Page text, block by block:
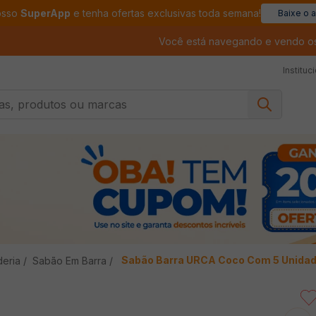
SuperApp e tenha ofertas exclusivas toda semana! Baixe o
Você está navegando e vendo
Sabão Em Barra Sabão Barra URCA Coco Com 5